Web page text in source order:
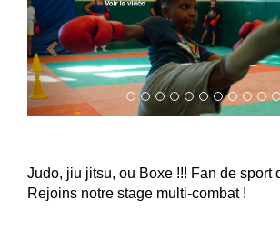
Judo, jiu jitsu, ou Boxe !!! Fan de sport
Rejoins notre stage multi-combat !